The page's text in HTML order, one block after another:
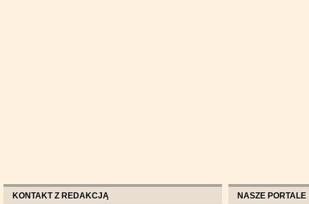
KONTAKT Z REDAKCJĄ NASZE PORTALE